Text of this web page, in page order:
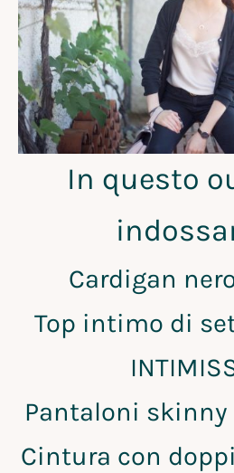
In questo
Cardigan
Top intimo di
Pantaloni
Cintura con